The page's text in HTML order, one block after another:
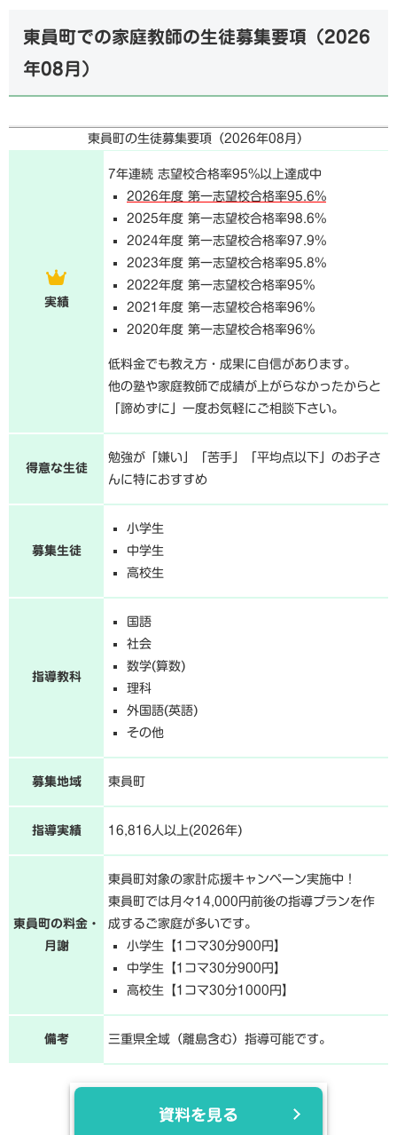
東員町での家庭教師の生徒募集要項（2026
年08月）
東員町の生徒募集要項（2026年08月 ）
実績
7年連続 志望校合格率95%以上達成中
2026年度 第一志望校合格率95.6%
2025年度 第一志望校合格率98.6%
2024年度 第一志望校合格率97.9%
2023年度 第一志望校合格率95.8%
2022年度 第一志望校合格率95%
2021年度 第一志望校合格率96%
2020年度 第一志望校合格率96%
低料金でも教え方・成果に自信があります。
他の塾や家庭教師で成績が上がらなかったからと
「諦めずに」一度お気軽にご相談下さい。
得意な生徒
勉強が「嫌い」「苦手」「平均点以下」のお子さ
んに特におすすめ
募集生徒
小学生
中学生
高校生
指導教科
国語
社会
数学(算数)
理科
外国語(英語)
その他
募集地域 東員町
指導実績 16,816人以上(2026年)
東員町の料金・
月謝
東員町対象の家計応援キャンペーン実施中！
東員町では月々14,000円前後の指導プランを作
成するご家庭が多いです。
小学生【1コマ30分900円】
中学生【1コマ30分900円】
高校生【1コマ30分1000円】
備考 三重県全域（離島含む）指導可能です。
資料を見る